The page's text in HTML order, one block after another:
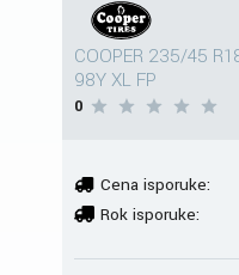
COOPER 235/45
98Y XL FP
0
Cena isporuke:
Rok isporuke: